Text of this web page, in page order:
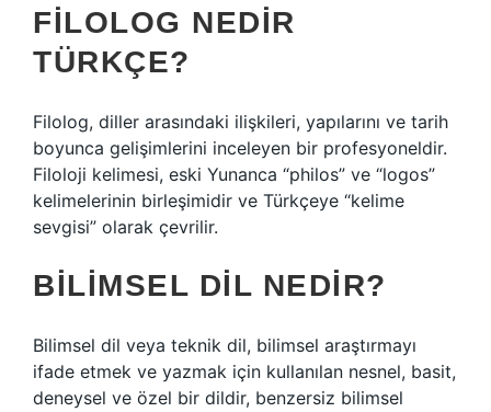
FILOLOG NEDIR
TÜRKÇE?
Filolog, diller arasındaki ilişkileri, yapılarını ve tarih
boyunca gelişimlerini inceleyen bir profesyoneldir.
Filoloji kelimesi, eski Yunanca “philos” ve “logos”
kelimelerinin birleşimidir ve Türkçeye “kelime
sevgisi” olarak çevrilir.
BILIMSEL DIL NEDIR?
Bilimsel dil veya teknik dil, bilimsel araştırmayı
ifade etmek ve yazmak için kullanılan nesnel, basit,
deneysel ve özel bir dildir, benzersiz bilimsel